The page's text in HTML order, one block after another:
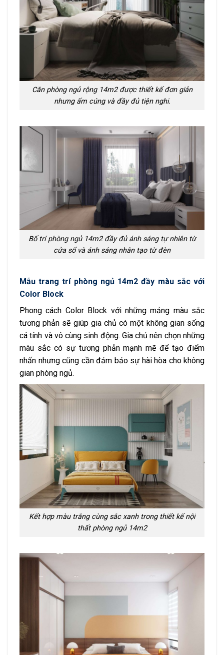
Căn phòng ngủ rộng 14m2 được thiết kế đơn giản
nhưng ấm cúng và đầy đủ tiện nghi.
Bố trí phòng ngủ 14m2 đầy đủ ánh sáng tự nhiên từ
cửa sổ và ánh sáng nhân tạo từ đèn
Mẫu trang trí phòng ngủ 14m2 đầy màu sắc với
Color Block
Phong cách Color Block với những mảng màu sắc
tương phản sẽ giúp gia chủ có một không gian sống
cá tính và vô cùng sinh động. Gia chủ nên chọn những
màu sắc có sự tương phản mạnh mẽ để tạo điểm
nhấn nhưng cũng cần đảm bảo sự hài hòa cho không
gian phòng ngủ.
Kết hợp màu trắng cùng sắc xanh trong thiết kế nội
thất phòng ngủ 14m2